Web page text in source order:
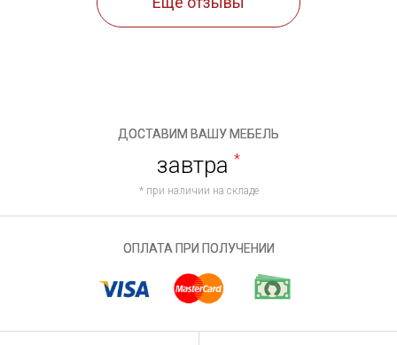
ДОСТАВИМ ВАШУ МЕБЕЛЬ
завтра *
* при наличии на складе
ОПЛАТА ПРИ ПОЛУЧЕНИИ